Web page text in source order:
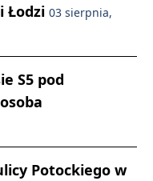
Łodzi 03 sierpnia,
S5 pod
Potockiego w